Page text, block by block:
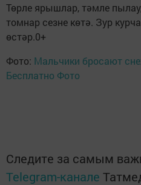
Төрле ярышлар, тәмле
томнар сезне көтә. Зур
өстәр.0+
Фото: Мальчики бросают
Бесплатно Фото
Следите за самым
Telegram-канале